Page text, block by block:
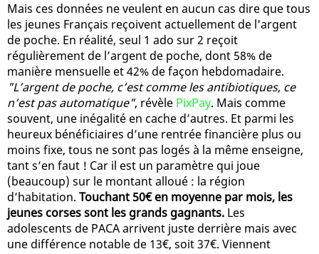
Mais ces données ne veulent en aucun cas dire que tous
les jeunes Français reçoivent actuellement de l'argent
de poche. En réalité, seul 1 ado sur 2 reçoit
régulièrement de l’argent de poche, dont 58% de
manière mensuelle et 42% de façon hebdomadaire.
"L’argent de poche, c’est comme les antibiotiques, ce
n’est pas automatique", révèle PixPay. Mais comme
souvent, une inégalité en cache d’autres. Et parmi les
heureux bénéficiaires d’une rentrée financière plus ou
moins fixe, tous ne sont pas logés à la même enseigne,
tant s’en faut ! Car il est un paramètre qui joue
(beaucoup) sur le montant alloué : la région
d’habitation. Touchant 50€ en moyenne par mois, les
jeunes corses sont les grands gagnants. Les
adolescents de PACA arrivent juste derrière mais avec
une différence notable de 13€, soit 37€. Viennent